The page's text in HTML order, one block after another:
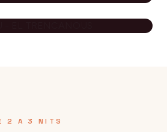
- TEATRE
2 A 3 NITS